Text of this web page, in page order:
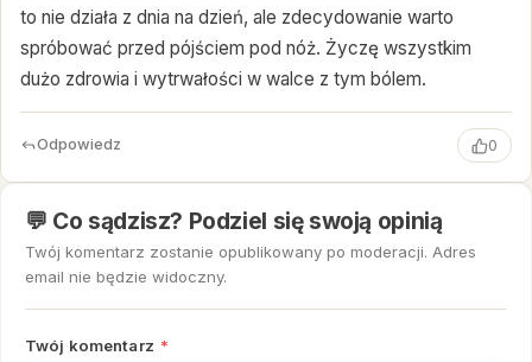
to nie działa z dnia na dzień, ale zdecydowanie warto
spróbować przed pójściem pod nóż. Życzę wszystkim
dużo zdrowia i wytrwałości w walce z tym bólem.
Odpowiedz 0
💬 Co sądzisz? Podziel się swoją opinią
Twój komentarz zostanie opublikowany po moderacji. Adres
email nie będzie widoczny.
Twój komentarz *